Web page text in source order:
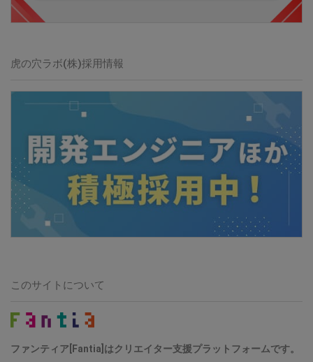
虎の穴ラボ(株)採用情報
このサイトについて
ファンティア[Fantia]はクリエイター支援プラットフォームです。